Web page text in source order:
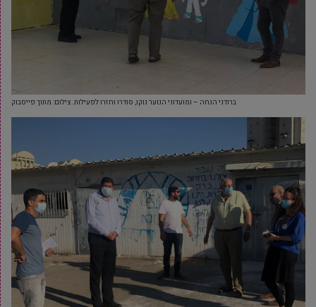
ברודני הנחה – ומועדוני הנוער נוקו, סודרו וחזרו לפעילות. צילום: מתוך פייסבוק